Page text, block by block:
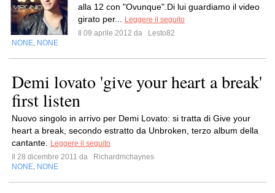
alla 12 con "Ovunque".Di lui guardiamo il video
girato per...
Leggere il seguito
Il 09 aprile 2012 da
Lesto82
NONE NONE
Demi lovato 'give your heart a break'
first listen
Nuovo singolo in arrivo per Demi Lovato: si tratta di Give your
heart a break, secondo estratto da Unbroken, terzo album della
cantante.
Leggere il seguito
Il 28 dicembre 2011 da
Richardmchaynes
NONE NONE